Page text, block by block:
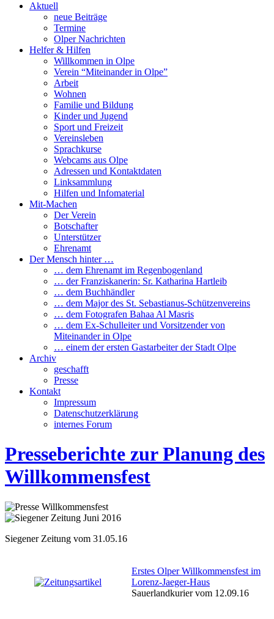
Aktuell
neue Beiträge
Termine
Olper Nachrichten
Helfer & Hilfen
Willkommen in Olpe
Verein “Miteinander in Olpe”
Arbeit
Wohnen
Familie und Bildung
Kinder und Jugend
Sport und Freizeit
Vereinsleben
Sprachkurse
Webcams aus Olpe
Adressen und Kontaktdaten
Linksammlung
Hilfen und Infomaterial
Mit-Machen
Der Verein
Botschafter
Unterstützer
Ehrenamt
Der Mensch hinter …
… dem Ehrenamt im Regenbogenland
… der Franziskanerin: Sr. Katharina Hartleib
… dem Buchhändler
… dem Major des St. Sebastianus-Schützenvereins
… dem Fotografen Bahaa Al Masris
… dem Ex-Schulleiter und Vorsitzender von
Miteinander in Olpe
… einem der ersten Gastarbeiter der Stadt Olpe
Archiv
geschafft
Presse
Kontakt
Impressum
Datenschutzerklärung
internes Forum
Presseberichte zur Planung des
Willkommensfest
Siegener Zeitung vom 31.05.16
Erstes Olper Willkommensfest im
Lorenz-Jaeger-Haus
Sauerlandkurier vom 12.09.16